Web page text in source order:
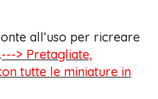
all’uso per ricreare
---> Pretagliate,
tutte le miniature in